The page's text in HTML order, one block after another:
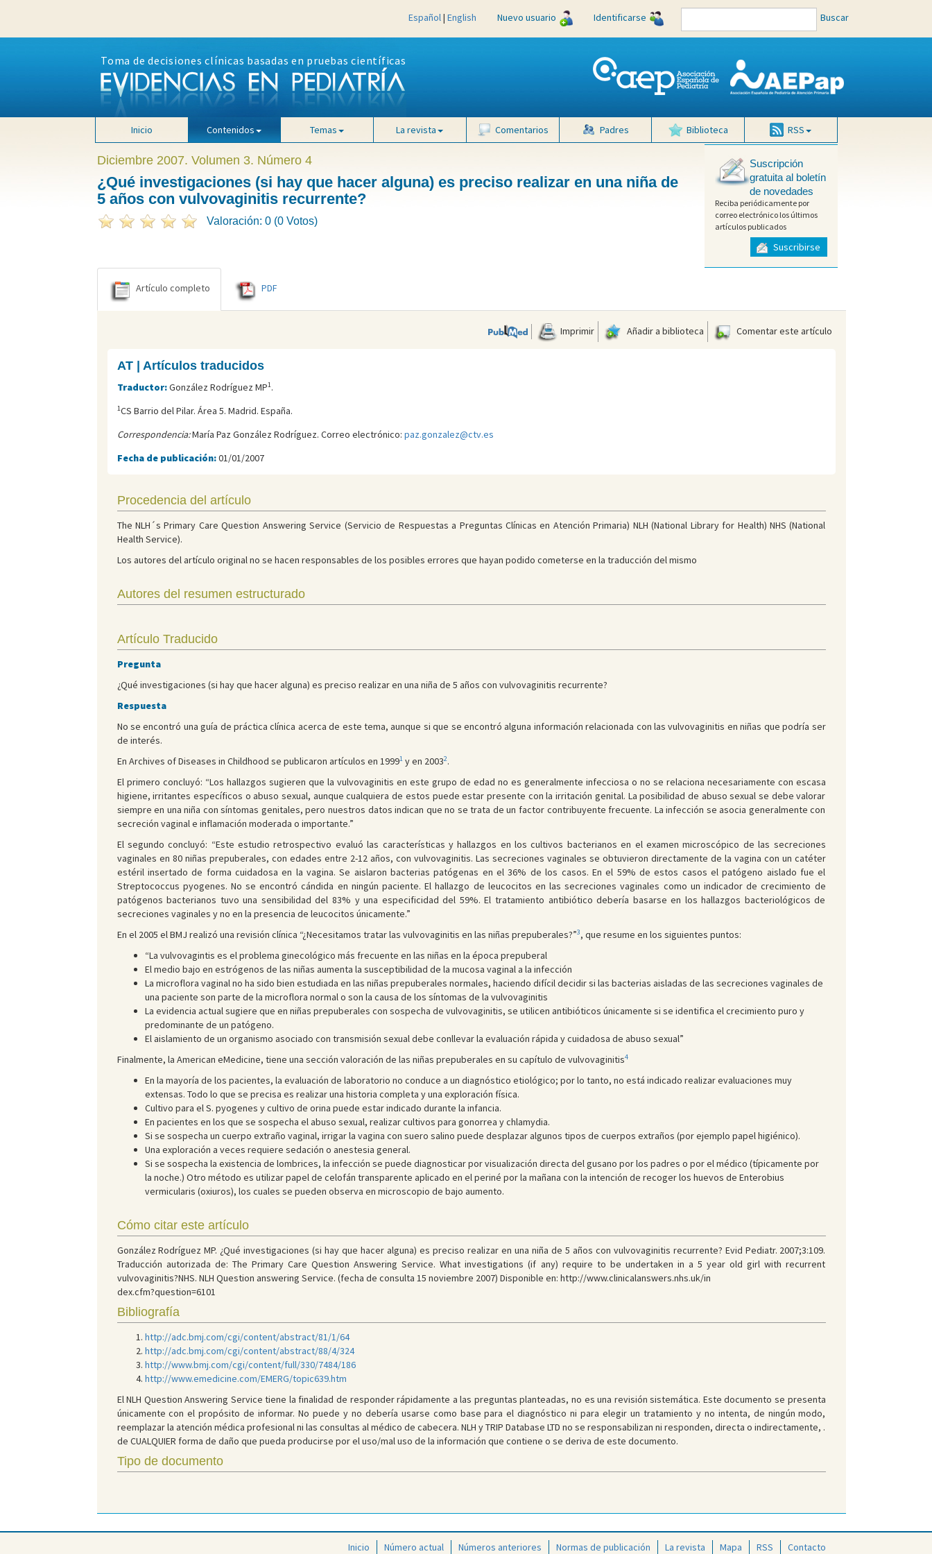
Español| English Nuevo usuario Identificarse Buscar
Toma de decisiones clínicas basadas en pruebas científicas
Inicio Contenidos Temas La revista Comentarios Padres Biblioteca RSS
Diciembre 2007. Volumen 3. Número 4
¿Qué investigaciones (si hay que hacer alguna) es preciso realizar en una niña de
5 años con vulvovaginitis recurrente?
Valoración: 0 (0 Votos)
Suscripción
gratuita al boletín
de novedades
Reciba periódicamente por
correo electrónico los últimos
artículos publicados
Suscribirse
Artículo completo PDF
Imprimir Añadir a biblioteca Comentar este artículo
AT | Artículos traducidos
Traductor:González Rodríguez MP1.
1CS Barrio del Pilar. Área 5. Madrid. España.
Correspondencia:María Paz González Rodríguez. Correo electrónico: paz.gonzalez@ctv.es
Fecha de publicación:01/01/2007
Procedencia del artículo
The NLH´s Primary Care Question Answering Service (Servicio de Respuestas a Preguntas Clínicas en Atención Primaria) NLH (National Library for Health) NHS (National
Health Service).
Los autores del artículo original no se hacen responsables de los posibles errores que hayan podido cometerse en la traducción del mismo
Autores del resumen estructurado
Artículo Traducido
Pregunta
¿Qué investigaciones (si hay que hacer alguna) es preciso realizar en una niña de 5 años con vulvovaginitis recurrente?
Respuesta
No se encontró una guía de práctica clínica acerca de este tema, aunque si que se encontró alguna información relacionada con las vulvovaginitis en niñas que podría ser
de interés.
En Archives of Diseases in Childhood se publicaron artículos en 19991y en 20032.
El primero concluyó: “Los hallazgos sugieren que la vulvovaginitis en este grupo de edad no es generalmente infecciosa o no se relaciona necesariamente con escasa
higiene, irritantes específicos o abuso sexual, aunque cualquiera de estos puede estar presente con la irritación genital. La posibilidad de abuso sexual se debe valorar
siempre en una niña con síntomas genitales, pero nuestros datos indican que no se trata de un factor contribuyente frecuente. La infección se asocia generalmente con
secreción vaginal e inflamación moderada o importante.”
El segundo concluyó: “Este estudio retrospectivo evaluó las características y hallazgos en los cultivos bacterianos en el examen microscópico de las secreciones
vaginales en 80 niñas prepuberales, con edades entre 2-12 años, con vulvovaginitis. Las secreciones vaginales se obtuvieron directamente de la vagina con un catéter
estéril insertado de forma cuidadosa en la vagina. Se aislaron bacterias patógenas en el 36% de los casos. En el 59% de estos casos el patógeno aislado fue el
Streptococcus pyogenes. No se encontró cándida en ningún paciente. El hallazgo de leucocitos en las secreciones vaginales como un indicador de crecimiento de
patógenos bacterianos tuvo una sensibilidad del 83% y una especificidad del 59%. El tratamiento antibiótico debería basarse en los hallazgos bacteriológicos de
secreciones vaginales y no en la presencia de leucocitos únicamente.”
En el 2005 el BMJ realizó una revisión clínica “¿Necesitamos tratar las vulvovaginitis en las niñas prepuberales?”3, que resume en los siguientes puntos:
“La vulvovagintis es el problema ginecológico más frecuente en las niñas en la época prepuberal
El medio bajo en estrógenos de las niñas aumenta la susceptibilidad de la mucosa vaginal a la infección
La microflora vaginal no ha sido bien estudiada en las niñas prepuberales normales, haciendo difícil decidir si las bacterias aisladas de las secreciones vaginales de
una paciente son parte de la microflora normal o son la causa de los síntomas de la vulvovaginitis
La evidencia actual sugiere que en niñas prepuberales con sospecha de vulvovaginitis, se utilicen antibióticos únicamente si se identifica el crecimiento puro y
predominante de un patógeno.
El aislamiento de un organismo asociado con transmisión sexual debe conllevar la evaluación rápida y cuidadosa de abuso sexual”
Finalmente, la American eMedicine, tiene una sección valoración de las niñas prepuberales en su capítulo de vulvovaginitis4
En la mayoría de los pacientes, la evaluación de laboratorio no conduce a un diagnóstico etiológico; por lo tanto, no está indicado realizar evaluaciones muy
extensas. Todo lo que se precisa es realizar una historia completa y una exploración física.
Cultivo para el S. pyogenes y cultivo de orina puede estar indicado durante la infancia.
En pacientes en los que se sospecha el abuso sexual, realizar cultivos para gonorrea y chlamydia.
Si se sospecha un cuerpo extraño vaginal, irrigar la vagina con suero salino puede desplazar algunos tipos de cuerpos extraños (por ejemplo papel higiénico).
Una exploración a veces requiere sedación o anestesia general.
Si se sospecha la existencia de lombrices, la infección se puede diagnosticar por visualización directa del gusano por los padres o por el médico (típicamente por
la noche.) Otro método es utilizar papel de celofán transparente aplicado en el periné por la mañana con la intención de recoger los huevos de Enterobius
vermicularis (oxiuros), los cuales se pueden observa en microscopio de bajo aumento.
Cómo citar este artículo
González Rodríguez MP. ¿Qué investigaciones (si hay que hacer alguna) es preciso realizar en una niña de 5 años con vulvovaginitis recurrente? Evid Pediatr. 2007;3:109.
Traducción autorizada de: The Primary Care Question Answering Service. What investigations (if any) require to be undertaken in a 5 year old girl with recurrent
vulvovaginitis?NHS. NLH Question answering Service. (fecha de consulta 15 noviembre 2007) Disponible en: http://www.clinicalanswers.nhs.uk/in
dex.cfm?question=6101
Bibliografía
http://adc.bmj.com/cgi/content/abstract/81/1/64
http://adc.bmj.com/cgi/content/abstract/88/4/324
http://www.bmj.com/cgi/content/full/330/7484/186
http://www.emedicine.com/EMERG/topic639.htm
El NLH Question Answering Service tiene la finalidad de responder rápidamente a las preguntas planteadas, no es una revisión sistemática. Este documento se presenta
únicamente con el propósito de informar. No puede y no debería usarse como base para el diagnóstico ni para elegir un tratamiento y no intenta, de ningún modo,
reemplazar la atención médica profesional ni las consultas al médico de cabecera. NLH y TRIP Database LTD no se responsabilizan ni responden, directa o indirectamente, .
de CUALQUIER forma de daño que pueda producirse por el uso/mal uso de la información que contiene o se deriva de este documento.
Tipo de documento
Inicio Número actual Números anteriores Normas de publicación La revista Mapa RSS Contacto